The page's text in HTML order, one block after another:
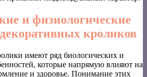
и физиологические
кроликов
имеют ряд биологических и
которые напрямую влияют на
и здоровье. Понимание этих